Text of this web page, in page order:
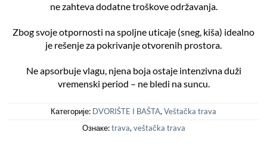
ne zahteva dodatne troškove održavanja.
Zbog svoje otpornosti na spoljne uticaje (sneg, kiša) idealno
je rešenje za pokrivanje otvorenih prostora.
Ne apsorbuje vlagu, njena boja ostaje intenzivna duži
vremenski period – ne bledi na suncu.
Категорије: DVORIŠTE I BAŠTA, Veštačka trava
Ознаке:trava, veštačka trava